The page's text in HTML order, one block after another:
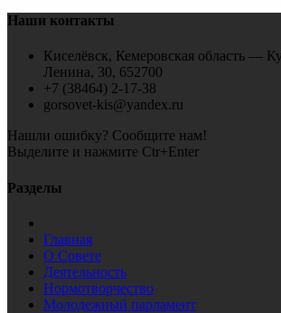
Наши контакты
Киселёвск, Кемеровская область —
Ленина, 30, 652700
+7 (38464) 2-17-38
gorsovet-kis@yandex.ru
Нашли ошибку? Сообщите нам!
Выделите и нажмите Ctr+Enter
Разделы
Главная
О Совете
Деятельность
Нормотворчество
Молодежный парламент